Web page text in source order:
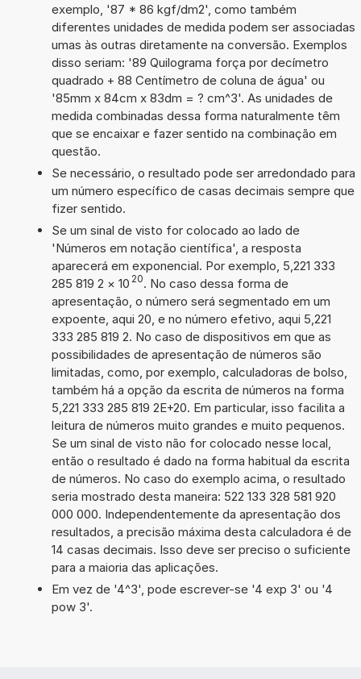
exemplo, '87 * 86 kgf/dm2', como também
diferentes unidades de medida podem ser associadas
umas às outras diretamente na conversão. Exemplos
disso seriam: '89 Quilograma força por decímetro
quadrado + 88 Centímetro de coluna de água' ou
'85mm x 84cm x 83dm = ? cm^3'. As unidades de
medida combinadas dessa forma naturalmente têm
que se encaixar e fazer sentido na combinação em
questão.
Se necessário, o resultado pode ser arredondado para
um número específico de casas decimais sempre que
fizer sentido.
Se um sinal de visto for colocado ao lado de
'Números em notação científica', a resposta
aparecerá em exponencial. Por exemplo, 5,221 333
285 819 2 × 10 20. No caso dessa forma de
apresentação, o número será segmentado em um
expoente, aqui 20, e no número efetivo, aqui 5,221
333 285 819 2. No caso de dispositivos em que as
possibilidades de apresentação de números são
limitadas, como, por exemplo, calculadoras de bolso,
também há a opção da escrita de números na forma
5,221 333 285 819 2E+20. Em particular, isso facilita a
leitura de números muito grandes e muito pequenos.
Se um sinal de visto não for colocado nesse local,
então o resultado é dado na forma habitual da escrita
de números. No caso do exemplo acima, o resultado
seria mostrado desta maneira: 522 133 328 581 920
000 000. Independentemente da apresentação dos
resultados, a precisão máxima desta calculadora é de
14 casas decimais. Isso deve ser preciso o suficiente
para a maioria das aplicações.
Em vez de '4^3', pode escrever-se '4 exp 3' ou '4
pow 3'.